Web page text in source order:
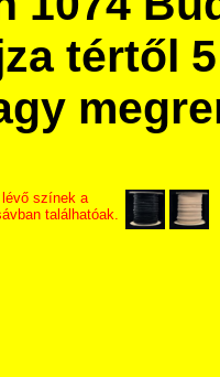
tértől
lévő színek a
találhatóak.